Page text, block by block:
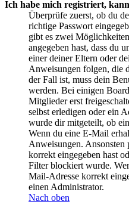
Ich habe mich registriert,
Überprüfe zuerst, ob du
richtige Passwort
gibt es zwei
angegeben hast, dass du
einer deiner Eltern oder
Anweisungen folgen, die
der Fall ist, muss dein
werden. Bei einigen
Mitglieder erst
selbst erledigen oder ein
wurde dir mitgeteilt, ob
Wenn du eine E-Mail
Anweisungen.
korrekt eingegeben hast
Filter blockiert wurde.
Mail-Adresse korrekt
einen Administrator.
Nach oben